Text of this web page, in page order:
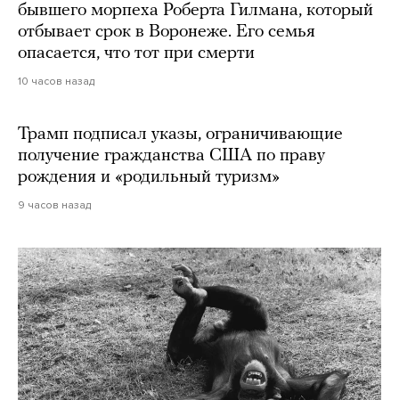
бывшего морпеха Роберта Гилмана, который
отбывает срок в Воронеже. Его семья
опасается, что тот при смерти
10 часов назад
Трамп подписал указы, ограничивающие
получение гражданства США по праву
рождения и «родильный туризм»
9 часов назад